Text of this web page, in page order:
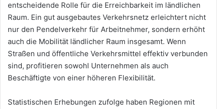
entscheidende Rolle für die Erreichbarkeit im ländlichen
Raum. Ein gut ausgebautes Verkehrsnetz erleichtert nicht
nur den Pendelverkehr für Arbeitnehmer, sondern erhöht
auch die Mobilität ländlicher Raum insgesamt. Wenn
Straßen und öffentliche Verkehrsmittel effektiv verbunden
sind, profitieren sowohl Unternehmen als auch
Beschäftigte von einer höheren Flexibilität.
Statistischen Erhebungen zufolge haben Regionen mit